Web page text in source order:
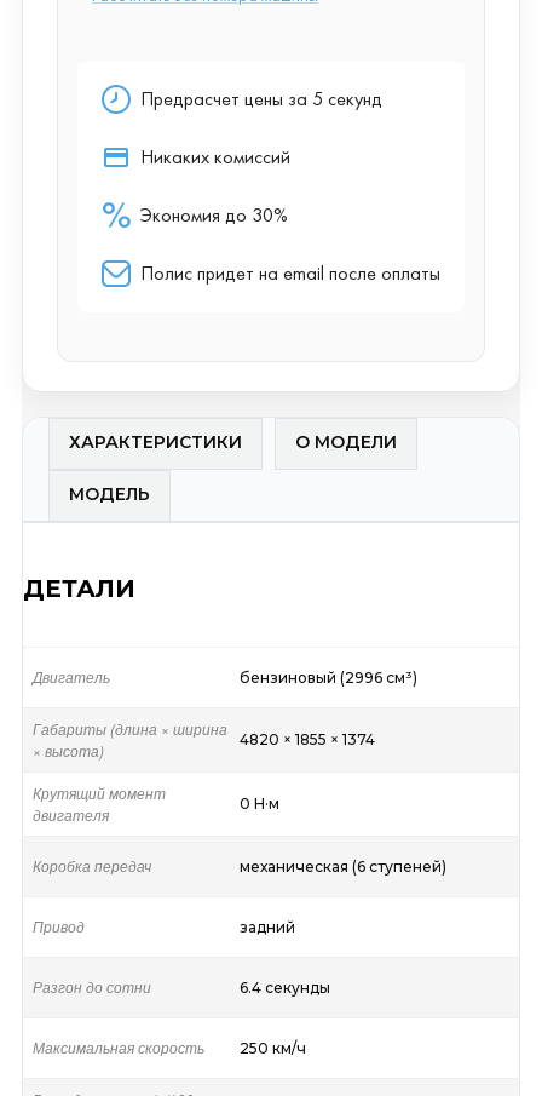
ХАРАКТЕРИСТИКИ О МОДЕЛИ
МОДЕЛЬ
ДЕТАЛИ
Двигатель бензиновый (2996 см³)
Габариты (длина × ширина
× высота)
4820 × 1855 × 1374
Крутящий момент
двигателя
0 Н·м
Коробка передач механическая (6 ступеней)
Привод задний
Разгон до сотни 6.4 секунды
Максимальная скорость 250 км/ч